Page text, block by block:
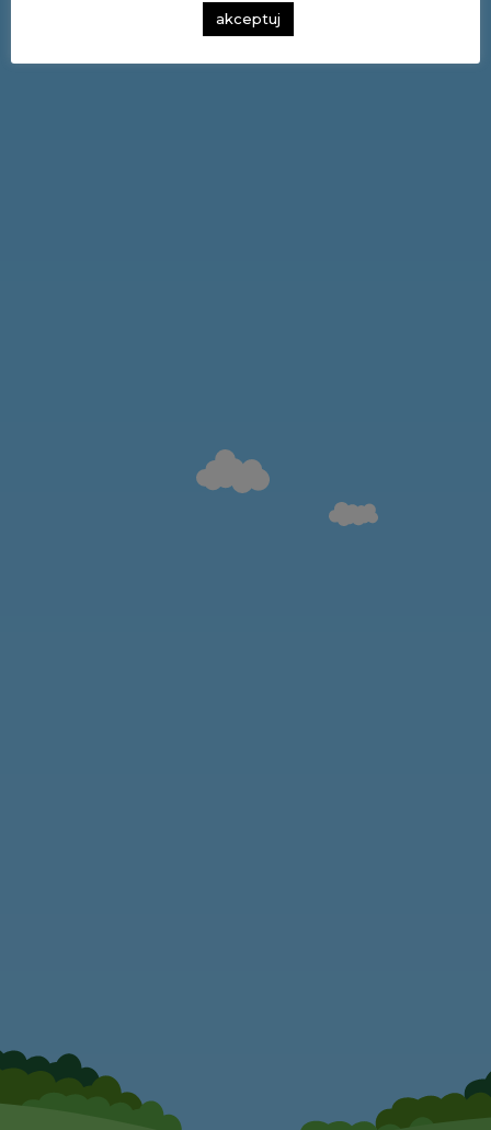
akceptuj